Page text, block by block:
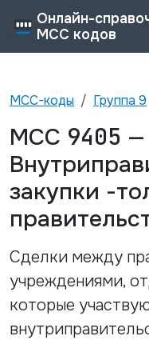
Онлайн-
MCC кодов
MCC-коды Группа 9
MCC 9405 —
закупки -
Сделки между
учреждениями,
которые